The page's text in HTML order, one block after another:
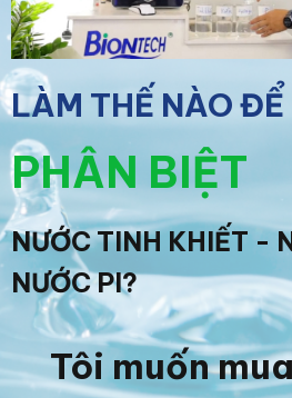
LÀM THẾ NÀO ĐỂ
PHÂN BIỆT
NƯỚC TINH KHIẾT -
NƯỚC PI?
Tôi muốn